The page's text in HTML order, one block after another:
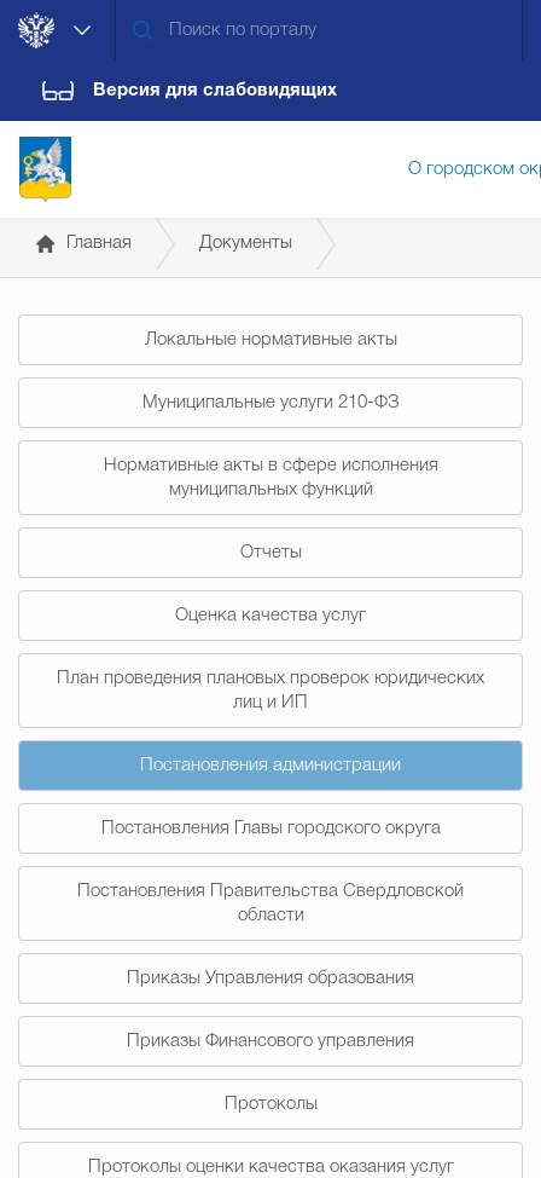
Версия для слабовидящих
О городском
Дума городского округа
Новости Обращения граждан
Противодействие
Муниципальные
Счётная палата Городского
Главная Документы
Локальные нормативные акты
Муниципальные услуги 210-ФЗ
Нормативные акты в сфере исполнения
муниципальных функций
Отчеты
Оценка качества услуг
План проведения плановых проверок юридических
лиц и ИП
Постановления администрации
Постановления Главы городского округа
Постановления Правительства Свердловской
области
Приказы Управления образования
Приказы Финансового управления
Протоколы
Протоколы оценки качества оказания услуг